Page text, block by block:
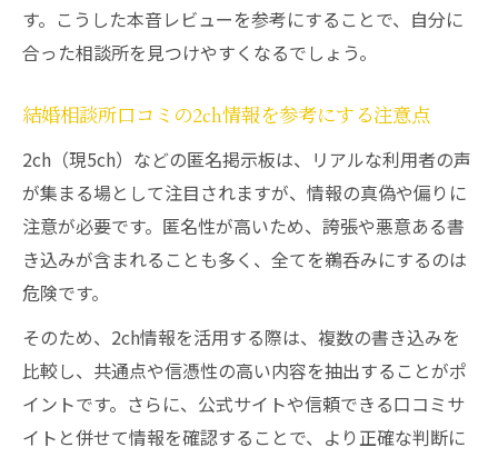
す。こうした本音レビューを参考にすることで、自分に
合った相談所を見つけやすくなるでしょう。
結婚相談所口コミの2ch情報を参考にする注意点
2ch（現5ch）などの匿名掲示板は、リアルな利用者の声
が集まる場として注目されますが、情報の真偽や偏りに
注意が必要です。匿名性が高いため、誇張や悪意ある書
き込みが含まれることも多く、全てを鵜呑みにするのは
危険です。
そのため、2ch情報を活用する際は、複数の書き込みを
比較し、共通点や信憑性の高い内容を抽出することがポ
イントです。さらに、公式サイトや信頼できる口コミサ
イトと併せて情報を確認することで、より正確な判断に